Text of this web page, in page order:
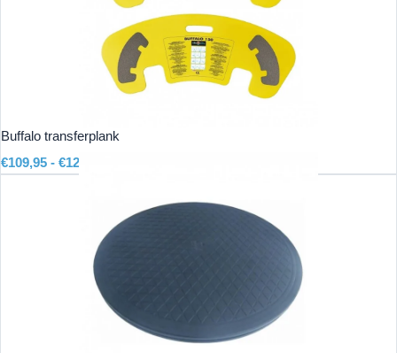
Buffalo transferplank
€109,95 - €129,95